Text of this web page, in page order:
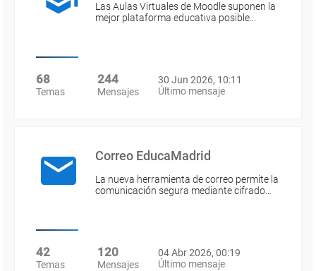
Las Aulas Virtuales de Moodle suponen la
mejor plataforma educativa posible…
68
Temas
244
Mensajes
30 Jun 2026, 10:11
Último mensaje
Correo EducaMadrid
La nueva herramienta de correo permite la
comunicación segura mediante cifrado…
42
Temas
120
Mensajes
04 Abr 2026, 00:19
Último mensaje